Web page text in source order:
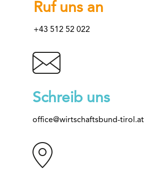
Ruf uns an
+43 512 52 022
Schreib uns
office@wirtschaftsbund-tirol.at